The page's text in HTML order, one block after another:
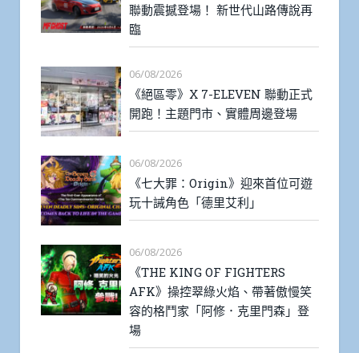
聯動震撼登場！ 新世代山路傳說再
臨
06/08/2026
《絕區零》X 7-ELEVEN 聯動正式
開跑！主題門市、實體周邊登場
06/08/2026
《七大罪：Origin》迎來首位可遊
玩十誡角色「德里艾利」
06/08/2026
《THE KING OF FIGHTERS
AFK》操控翠綠火焰、帶著傲慢笑
容的格鬥家「阿修．克里門森」登
場